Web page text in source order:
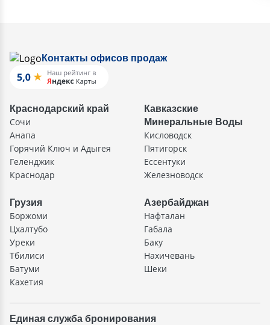
Контакты офисов продаж
Краснодарский край
Сочи
Анапа
Горячий Ключ и Адыгея
Геленджик
Краснодар
Кавказские
Минеральные Воды
Кисловодск
Пятигорск
Ессентуки
Железноводск
Грузия
Боржоми
Цхалтубо
Уреки
Тбилиси
Батуми
Кахетия
Азербайджан
Нафталан
Габала
Баку
Нахичевань
Шеки
Единая служба бронирования